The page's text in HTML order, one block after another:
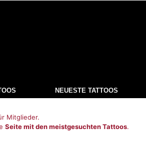
NEUESTE TATTOOS
Mitglieder.
Seite mit den meistgesuchten Tattoos.